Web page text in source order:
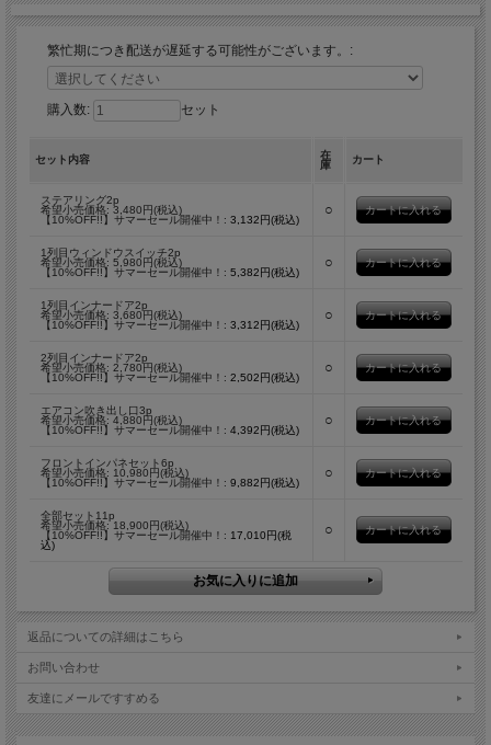
繁忙期につき配送が遅延する可能性がございます。:
購入数: セット
セット内容
在
庫
カート
ステアリング2p
希望小売価格: 3,480円(税込)
【10%OFF!!】サマーセール開催中！: 3,132円(税込)
○
1列目ウィンドウスイッチ2p
希望小売価格: 5,980円(税込)
【10%OFF!!】サマーセール開催中！: 5,382円(税込)
○
1列目インナードア2p
希望小売価格: 3,680円(税込)
【10%OFF!!】サマーセール開催中！: 3,312円(税込)
○
2列目インナードア2p
希望小売価格: 2,780円(税込)
【10%OFF!!】サマーセール開催中！: 2,502円(税込)
○
エアコン吹き出し口3p
希望小売価格: 4,880円(税込)
【10%OFF!!】サマーセール開催中！: 4,392円(税込)
○
フロントインパネセット6p
希望小売価格: 10,980円(税込)
【10%OFF!!】サマーセール開催中！: 9,882円(税込)
○
全部セット11p
希望小売価格: 18,900円(税込)
【10%OFF!!】サマーセール開催中！: 17,010円(税
込)
○
返品についての詳細はこちら
お問い合わせ
友達にメールですすめる